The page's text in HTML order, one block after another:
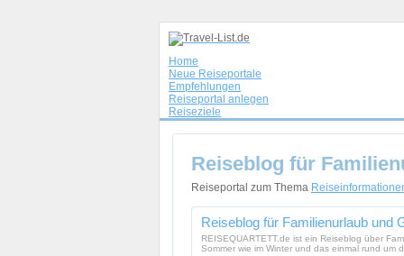
Home
Neue Reiseportale
Empfehlungen
Reiseportal anlegen
Reiseziele
Reiseblog für
Reiseportal zum Thema
Reiseblog für Familienurlaub und
REISEQUARTETT.de ist ein Reiseblog über
Sommer wie im Winter und das einmal rund um